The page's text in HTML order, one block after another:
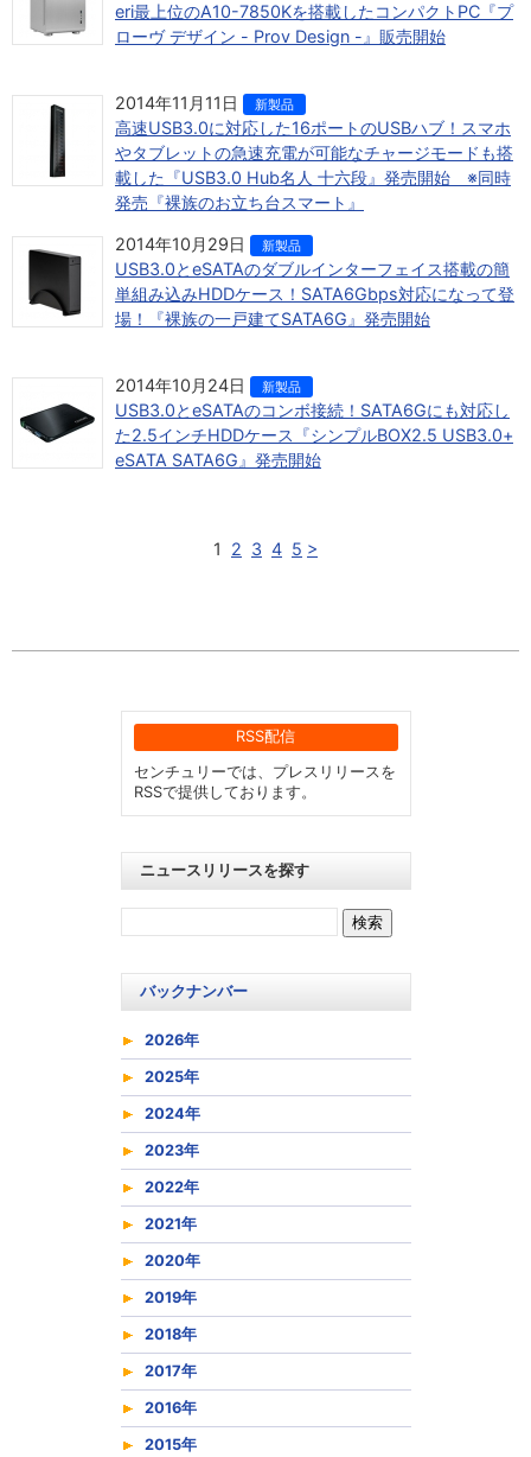
eri最上位のA10-7850Kを搭載したコンパクトPC『プ
ローヴ デザイン - Prov Design -』販売開始
2014年11月11日 新製品
高速USB3.0に対応した16ポートのUSBハブ！スマホ
やタブレットの急速充電が可能なチャージモードも搭
載した『USB3.0 Hub名人 十六段』発売開始 ※同時
発売『裸族のお立ち台スマート』
2014年10月29日 新製品
USB3.0とeSATAのダブルインターフェイス搭載の簡
単組み込みHDDケース！SATA6Gbps対応になって登
場！『裸族の一戸建てSATA6G』発売開始
2014年10月24日 新製品
USB3.0とeSATAのコンボ接続！SATA6Gにも対応し
た2.5インチHDDケース『シンプルBOX2.5 USB3.0+
eSATA SATA6G』発売開始
1 2 3 4 5 >
RSS配信
センチュリーでは、プレスリリースを
RSSで提供しております。
ニュースリリースを探す
バックナンバー
2026年
2025年
2024年
2023年
2022年
2021年
2020年
2019年
2018年
2017年
2016年
2015年